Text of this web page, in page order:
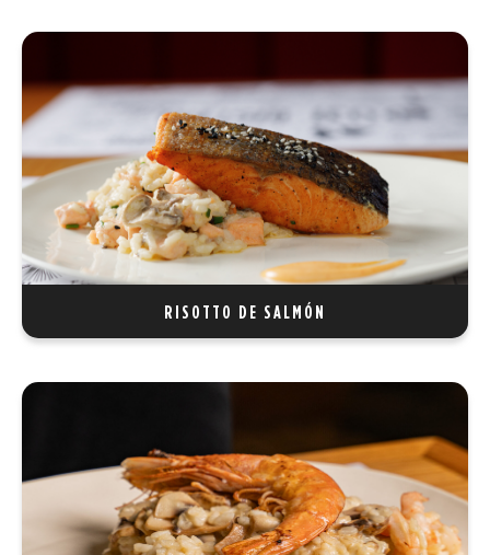
RISOTTO DE SALMÓN
RISOTTO DE SALMÓN
Arroz arborio cremoso con trozos de salmón al grill, creando
una combinación delicada y llena de sabor.
REF 35
RISOTTO DE CAMARONES Y HONGOS
Arroz arborio cremoso, combinado con camarones jugosos
y champiñones, para una experiencia de sabor exquisita y
delicada.